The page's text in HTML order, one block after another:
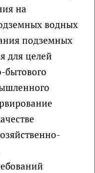
на
водных
подземных
для целей
бытового